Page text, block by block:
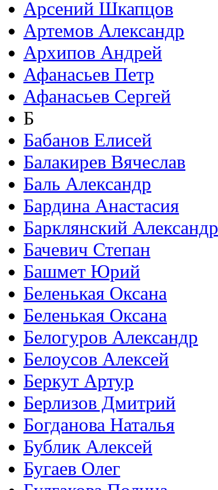
Арсений Шкапцов
Артемов Александр
Архипов Андрей
Афанасьев Петр
Афанасьев Сергей
Б
Бабанов Елисей
Балакирев Вячеслав
Баль Александр
Бардина Анастасия
Барклянский Александр
Бачевич Степан
Башмет Юрий
Беленькая Оксана
Беленькая Оксана
Белогуров Александр
Белоусов Алексей
Беркут Артур
Берлизов Дмитрий
Богданова Наталья
Бублик Алексей
Бугаев Олег